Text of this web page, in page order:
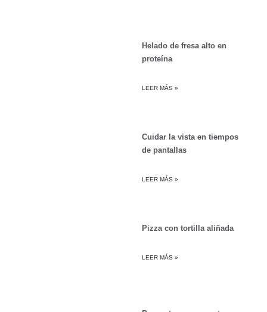
Helado de fresa alto en
proteína
LEER MÁS »
Cuidar la vista en tiempos
de pantallas
LEER MÁS »
Pizza con tortilla aliñada
LEER MÁS »